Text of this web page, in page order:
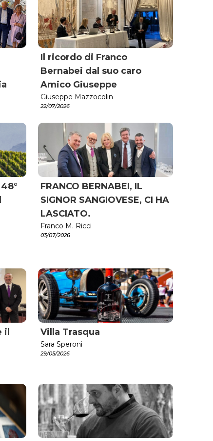
Il ricordo di Franco
Bernabei dal suo caro
Amico Giuseppe
Giuseppe Mazzocolin
22/07/2026
FRANCO BERNABEI, IL
SIGNOR SANGIOVESE, CI HA
LASCIATO.
Franco M. Ricci
03/07/2026
il
Villa Trasqua
Sara Speroni
29/05/2026